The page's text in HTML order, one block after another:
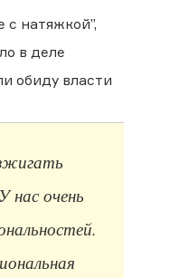
с натяжкой”,
в деле
обиду власти
нас очень